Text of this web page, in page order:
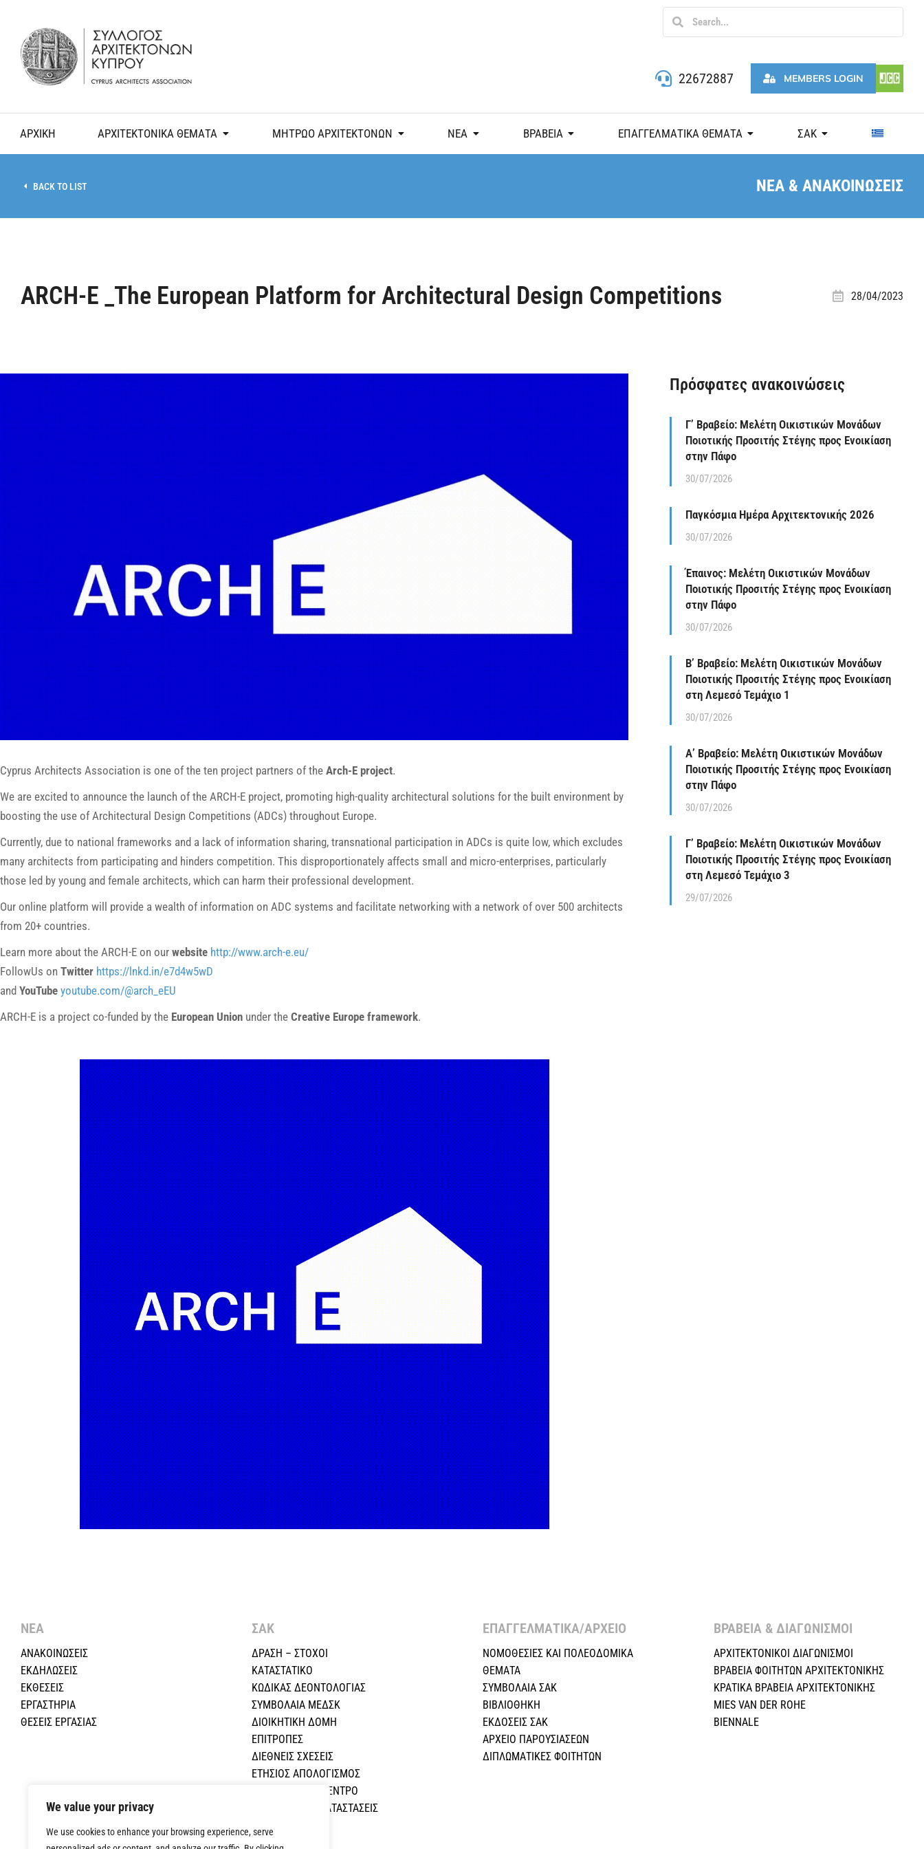
We value your privacy
We use cookies to enhance your browsing experience, serve
22672887 MEMBERS LOGIN
ΑΡΧΙΚΗ ΑΡΧΙΤΕΚΤΟΝΙΚΑ ΘΕΜΑΤΑ ΜΗΤΡΩΟ ΑΡΧΙΤΕΚΤΟΝΩΝ ΝΕΑ ΒΡΑΒΕΙΑ ΕΠΑΓΓΕΛΜΑΤΙΚΑ ΘΕΜΑΤΑ ΣΑΚ
BACK TO LIST ΝΕΑ & ΑΝΑΚΟΙΝΩΣΕΙΣ
ARCH-E _The European Platform for Architectural Design Competitions 28/04/2023
Cyprus Architects Association is one of the ten project partners of the Arch-E project.
We are excited to announce the launch of the ARCH-E project, promoting high-quality architectural solutions for the built environment by
boosting the use of Architectural Design Competitions (ADCs) throughout Europe.
Currently, due to national frameworks and a lack of information sharing, transnational participation in ADCs is quite low, which excludes
many architects from participating and hinders competition. This disproportionately affects small and micro-enterprises, particularly
those led by young and female architects, which can harm their professional development.
Our online platform will provide a wealth of information on ADC systems and facilitate networking with a network of over 500 architects
from 20+ countries.
Learn more about the ARCH-E on our website http://www.arch-e.eu/
FollowUs on Twitter https://lnkd.in/e7d4w5wD
and YouTube youtube.com/@arch_eEU
ARCH-E is a project co-funded by the European Union under the Creative Europe framework.
Πρόσφατες ανακοινώσεις
Γ’ Βραβείο: Μελέτη Οικιστικών Μονάδων
Ποιοτικής Προσιτής Στέγης προς Ενοικίαση
στην Πάφο
30/07/2026
Παγκόσμια Ημέρα Αρχιτεκτονικής 2026
30/07/2026
Έπαινος: Μελέτη Οικιστικών Μονάδων
Ποιοτικής Προσιτής Στέγης προς Ενοικίαση
στην Πάφο
30/07/2026
Β’ Βραβείο: Μελέτη Οικιστικών Μονάδων
Ποιοτικής Προσιτής Στέγης προς Ενοικίαση
στη Λεμεσό Τεμάχιο 1
30/07/2026
Α’ Βραβείο: Μελέτη Οικιστικών Μονάδων
Ποιοτικής Προσιτής Στέγης προς Ενοικίαση
στην Πάφο
30/07/2026
Γ’ Βραβείο: Μελέτη Οικιστικών Μονάδων
Ποιοτικής Προσιτής Στέγης προς Ενοικίαση
στη Λεμεσό Τεμάχιο 3
29/07/2026
ΝΕΑ
ΑΝΑΚΟΙΝΩΣΕΙΣ
ΕΚΔΗΛΩΣΕΙΣ
ΕΚΘΕΣΕΙΣ
ΕΡΓΑΣΤΗΡΙΑ
ΘΕΣΕΙΣ ΕΡΓΑΣΙΑΣ
ΣΑΚ
ΔΡΑΣΗ – ΣΤΟΧΟΙ
ΚΑΤΑΣΤΑΤΙΚΟ
ΚΩΔΙΚΑΣ ΔΕΟΝΤΟΛΟΓΙΑΣ
ΣΥΜΒΟΛΑΙΑ ΜΕΔΣΚ
ΔΙΟΙΚΗΤΙΚΗ ΔΟΜΗ
ΕΠΙΤΡΟΠΕΣ
ΔΙΕΘΝΕΙΣ ΣΧΕΣEIΣ
ΕΤΗΣΙΟΣ ΑΠΟΛΟΓΙΣΜΟΣ
ΕΚΠΑΙΔΕΥΤΙΚΟ ΚΕΝΤΡΟ
ΟΙΚΟΝΟΜΙΚΕΣ ΚΑΤΑΣΤΑΣΕΙΣ
ΕΠΑΓΓΕΛΜΑΤΙΚΑ/ΑΡΧΕΙΟ ​
ΝΟΜΟΘΕΣΙΕΣ KAI ΠΟΛΕΟΔΟΜΙΚΑ
ΘΕΜΑΤΑ
ΣΥΜΒΟΛΑΙΑ ΣΑΚ
ΒΙΒΛΙΟΘΗΚΗ
ΕΚΔΟΣΕΙΣ ΣΑΚ
ΑΡΧΕΙΟ ΠΑΡΟΥΣΙΑΣΕΩΝ
ΔΙΠΛΩΜΑΤΙΚΕΣ ΦΟΙΤΗΤΩΝ
ΒΡΑΒΕΙΑ & ΔΙΑΓΩΝΙΣΜΟΙ ​
ΑΡΧΙΤΕΚΤΟΝΙΚΟΙ ΔΙΑΓΩΝΙΣΜΟΙ
ΒΡΑΒΕΙΑ ΦΟΙΤΗΤΩΝ ΑΡΧΙΤΕΚΤΟΝΙΚΗΣ
ΚΡΑΤΙΚΑ ΒΡΑΒΕΙΑ ΑΡΧΙΤΕΚΤΟΝΙΚΗΣ
MIES VAN DER ROHE
BIENNALE